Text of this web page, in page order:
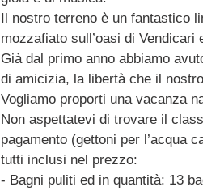
Il nostro terreno è un fantastico
mozzafiato sull’oasi di
Già dal primo anno abbiamo
di amicizia, la libertà che il
Vogliamo proporti una vacanza
Non aspettatevi di trovare il
pagamento (gettoni per l’acqua
tutti inclusi nel prezzo:
- Bagni puliti ed in quantità: 13